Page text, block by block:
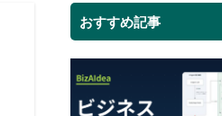
おすすめ記事